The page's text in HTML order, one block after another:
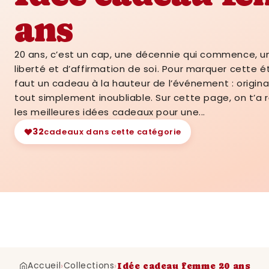
✦
ans
20 ans, c’est un cap, une décennie qui commence,
liberté et d’affirmation de soi. Pour marquer cette
faut un cadeau à la hauteur de l’événement :
tout simplement inoubliable. Sur cette page, on t’a
les meilleures idées cadeaux pour une...
32cadeaux dans cette catégorie
Accueil›Collections›Idée cadeau femme 20 ans